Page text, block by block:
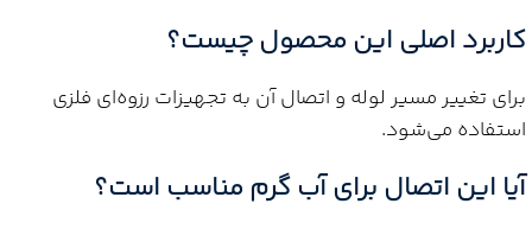
کاربرد اصلی این محصول چیست؟
برای تغییر مسیر لوله و اتصال آن به تجهیزات رزوه‌ای فلزی
استفاده می‌شود.
آیا این اتصال برای آب گرم مناسب است؟